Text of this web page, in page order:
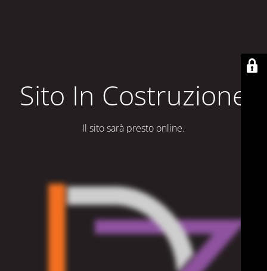
Sito In Costruzione
Il sito sarà presto online.